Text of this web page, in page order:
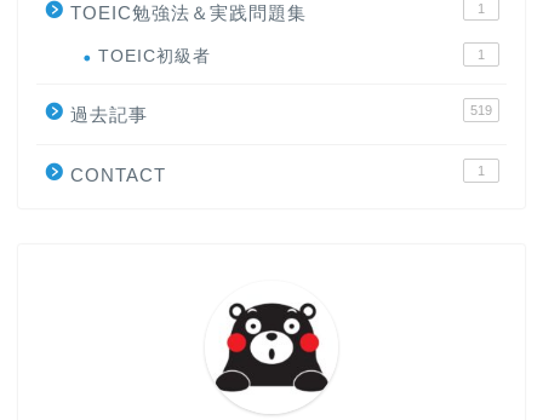
TOEIC勉強法＆実践問題集 1
TOEIC初級者 1
過去記事 519
CONTACT 1
大学入試英語対策講座
英語名言・格言・カッコい
い英語＆素敵な英文フレー